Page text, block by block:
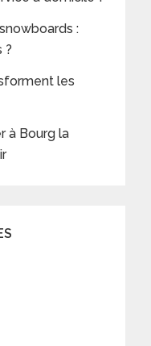
:
?
les
à Bourg la